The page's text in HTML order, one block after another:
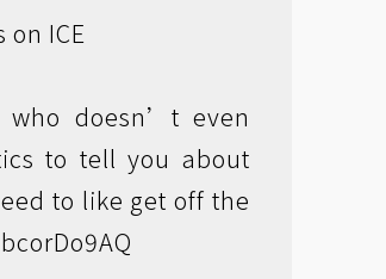
ICE
doesn’t even
to tell you about
to like get off the